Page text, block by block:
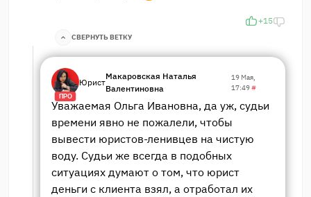
+15
СВЕРНУТЬ ВЕТКУ
ПРО
Юрист
Макаровская Наталья
Валентиновна
19 Мая,
17:49#
Уважаемая Ольга Ивановна, да уж, судьи
времени явно не пожалели, чтобы
вывести юристов-ленивцев на чистую
воду. Судьи же всегда в подобных
ситуациях думают о том, что юрист
деньги с клиента взял, а отработал их